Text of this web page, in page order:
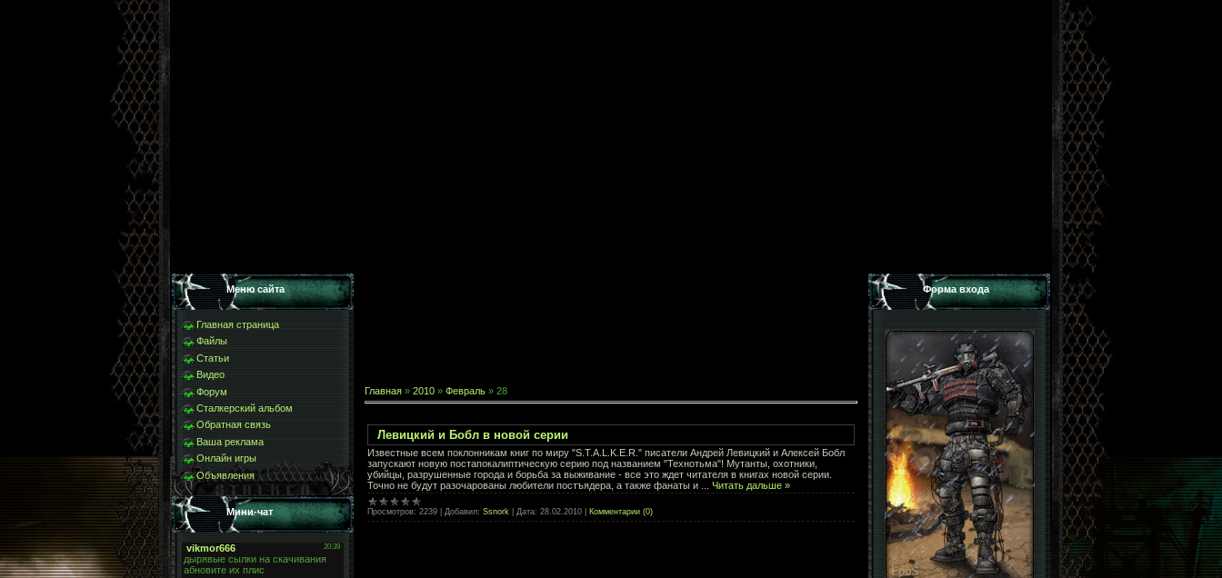
Меню сайта
Главная страница
Файлы
Статьи
Видео
Форум
Сталкерский альбом
Обратная связь
Ваша реклама
Онлайн игры
Объявления
Мини-чат
Главная » 2010 » Февраль » 28
Левицкий и Бобл в новой серии
Известные всем поклонникам книг по миру "S.T.A.L.K.E.R." писатели Андрей Левицкий и Алексей Бобл
запускают новую постапокалиптическую серию под названием "Технотьма"! Мутанты, охотники,
убийцы, разрушенные города и борьба за выживание - все это ждет читателя в книгах новой серии.
Точно не будут разочарованы любители постъядера, а также фанаты и
Читать дальше »
Просмотров: 2239 Добавил: Ssnork Дата: 28.02.2010 Комментарии (0)
Форма входа